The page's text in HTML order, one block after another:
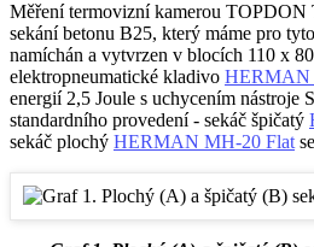
Měření termovizní kamerou TOPDON
sekání betonu B25, který máme pro
namíchán a vytvrzen v blocích 110 x
elektropneumatické kladivo HERMAN
energií 2,5 Joule s uchycením nástroje
standardního provedení - sekáč špičatý
sekáč plochý HERMAN MH-20 Flat